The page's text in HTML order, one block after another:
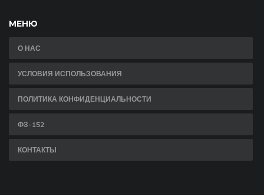
МЕНЮ
О НАС
УСЛОВИЯ ИСПОЛЬЗОВАНИЯ
ПОЛИТИКА КОНФИДЕНЦИАЛЬНОСТИ
ФЗ-152
КОНТАКТЫ